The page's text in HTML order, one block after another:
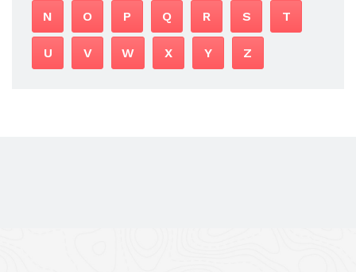
N O P Q R S T
U V W X Y Z